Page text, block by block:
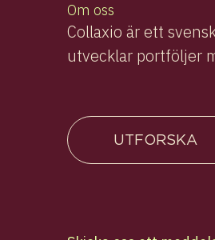
Om oss
Collaxio är ett
utvecklar portföljer
UTFORSKA